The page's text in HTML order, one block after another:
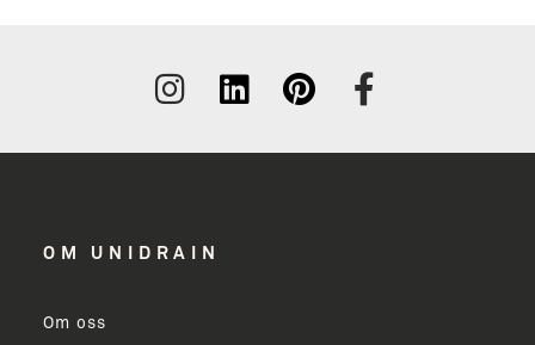
OM UNIDRAIN
Om oss